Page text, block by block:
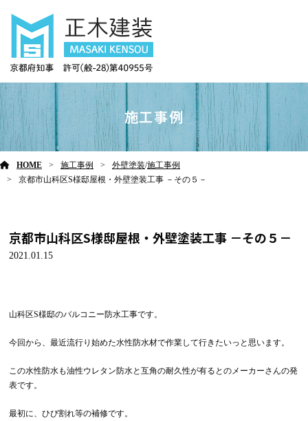
施工事例
HOME 施工事例 外壁塗装/施工事例
京都市山科区S様邸屋根・外壁塗装工事 －その５－
京都市山科区S様邸屋根・外壁塗装工事 －その５－
2021.01.15
山科区S様邸のバルコニー防水工事です。
今回から、最近流行り始めた水性防水材で作業して行きたいっと思います。
この水性防水も油性ウレタン防水と互角の耐久性が有るとのメーカーさんの発
表です。
最初に、ひび割れ等の補修です。